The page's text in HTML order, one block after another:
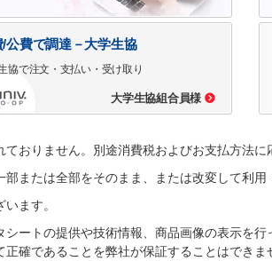
/公費で調達－大学生協
協で注文・支払い・受け取り
大学生協組合員様
おりません。別途消費税およびお支払方法に
または全部をそのまま、または改変して利用
ます。
ートの提供や技術情報、商品画像の表示を行
確であることを弊社が保証することはできま